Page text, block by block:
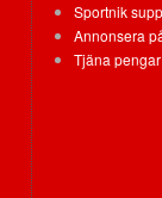
Sportnik
Annonsera
Tjäna pengar